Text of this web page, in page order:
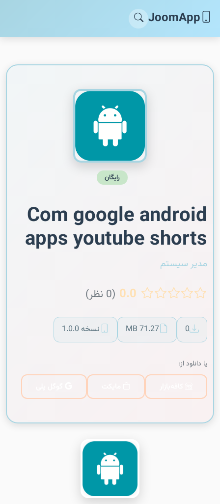
JoomApp
رایگان
Com google android
apps youtube shorts
مدیر سیستم
0.0 (0 نظر)
0
71.27 MB نسخه 1.0.0
یا دانلود از: